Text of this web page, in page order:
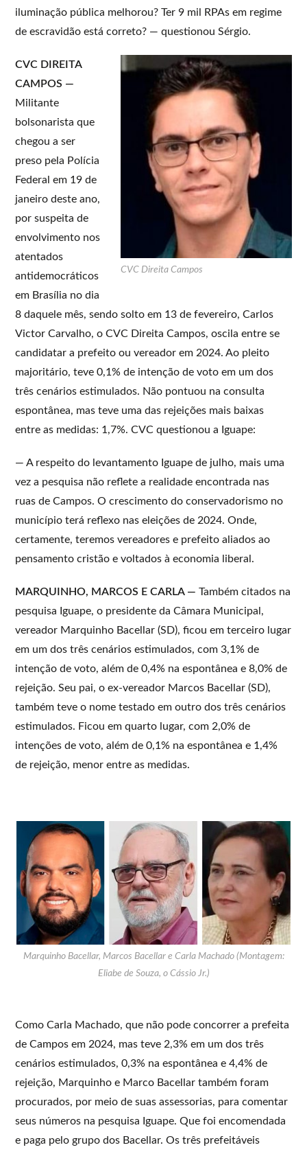
iluminação pública melhorou? Ter 9 mil RPAs em regime
de escravidão está correto? — questionou Sérgio.
CVC Direita Campos
CVC DIREITA
CAMPOS —
Militante
bolsonarista que
chegou a ser
preso pela Polícia
Federal em 19 de
janeiro deste ano,
por suspeita de
envolvimento nos
atentados
antidemocráticos
em Brasília no dia
8 daquele mês, sendo solto em 13 de fevereiro, Carlos
Victor Carvalho, o CVC Direita Campos, oscila entre se
candidatar a prefeito ou vereador em 2024. Ao pleito
majoritário, teve 0,1% de intenção de voto em um dos
três cenários estimulados. Não pontuou na consulta
espontânea, mas teve uma das rejeições mais baixas
entre as medidas: 1,7%. CVC questionou a Iguape:
— A respeito do levantamento Iguape de julho, mais uma
vez a pesquisa não reflete a realidade encontrada nas
ruas de Campos. O crescimento do conservadorismo no
município terá reflexo nas eleições de 2024. Onde,
certamente, teremos vereadores e prefeito aliados ao
pensamento cristão e voltados à economia liberal.
MARQUINHO, MARCOS E CARLA — Também citados na
pesquisa Iguape, o presidente da Câmara Municipal,
vereador Marquinho Bacellar (SD), ficou em terceiro lugar
em um dos três cenários estimulados, com 3,1% de
intenção de voto, além de 0,4% na espontânea e 8,0% de
rejeição. Seu pai, o ex-vereador Marcos Bacellar (SD),
também teve o nome testado em outro dos três cenários
estimulados. Ficou em quarto lugar, com 2,0% de
intenções de voto, além de 0,1% na espontânea e 1,4%
de rejeição, menor entre as medidas.
Marquinho Bacellar, Marcos Bacellar e Carla Machado (Montagem:
Eliabe de Souza, o Cássio Jr.)
Como Carla Machado, que não pode concorrer a prefeita
de Campos em 2024, mas teve 2,3% em um dos três
cenários estimulados, 0,3% na espontânea e 4,4% de
rejeição, Marquinho e Marco Bacellar também foram
procurados, por meio de suas assessorias, para comentar
seus números na pesquisa Iguape. Que foi encomendada
e paga pelo grupo dos Bacellar. Os três prefeitáveis